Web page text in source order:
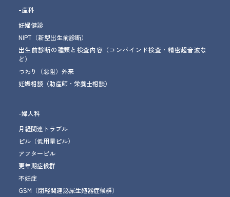
-産科
妊婦健診
NIPT（新型出生前診断）
出生前診断の種類と検査内容（コンバインド検査・精密超音波な
ど）
つわり（悪阻）外来
妊娠相談（助産師・栄養士相談）
-婦人科
月経関連トラブル
ピル（低用量ピル）
アフターピル
更年期症候群
不妊症
GSM （閉経関連泌尿生殖器症候群）